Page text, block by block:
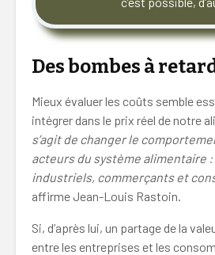
Des bombes à
Mieux évaluer les coûts semble
intégrer dans le prix réel de notre
s’agit de changer le
acteurs du système alimentaire
industriels, commerçants et
affirme Jean-Louis Rastoin.
Si, d’après lui, un partage de la
entre les entreprises et les